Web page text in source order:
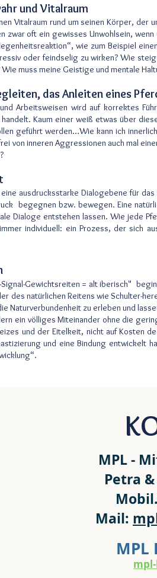
und Vitalraum
Vitalraum rund um seinen Körper,
zwar oft ein gewisses Unwohlsein,
wie zum Beispiel
oder feindselig zu wirken? Wie
muss meine Geistige und mentale
das Anleiten eines
Arbeitsweisen wird auf korrektes
handelt. Kaum einer weiß etwas über
geführt werden…Wie kann ich
von inneren Aggressionen auch mal
ausdrucksstarke Dialogebene für
begegnen bzw. bewegen. Eine
Dialoge entstehen lassen. Wie jede
individuell: ein Prozess, der sich
Signal-Gewichtsreiten = alt iberisch"
des natürlichen Reitens wie Schulter-
Naturverbundenheit zu erleben und
ein völliges Miteinander ohne die
und der Eitelkeit, nicht auf Kosten
und eine Bindung entwickelt
MPL -
Petra
Mail:
MPL